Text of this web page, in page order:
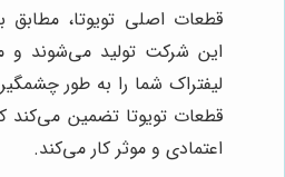
قطعات اصلی تویوتا، مطابق
این شرکت تولید می‌شوند و
لیفتراک شما را به طور
قطعات تویوتا تضمین می‌کند
اعتمادی و موثر کار می‌کند.